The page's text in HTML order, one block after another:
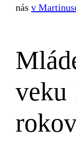
nás v